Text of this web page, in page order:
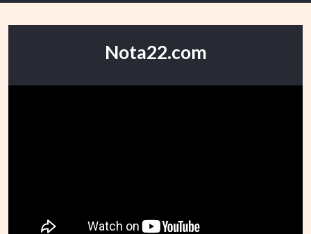
Nota22.com